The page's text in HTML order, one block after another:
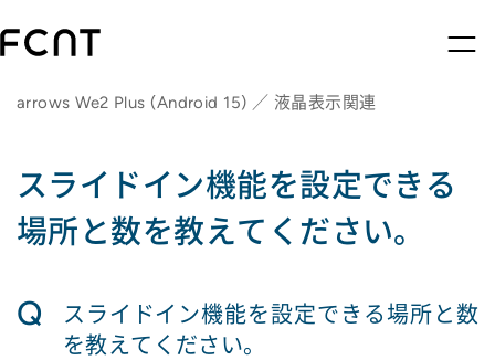
arrows We2 Plus (Android 15) ／ 液晶表示関連
スライドイン機能を設定できる
場所と数を教えてください。
Q
スライドイン機能を設定できる場所と数
を教えてください。